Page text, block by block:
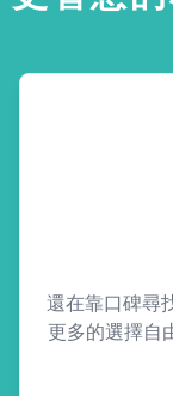
還在靠口碑尋
更多的選擇自